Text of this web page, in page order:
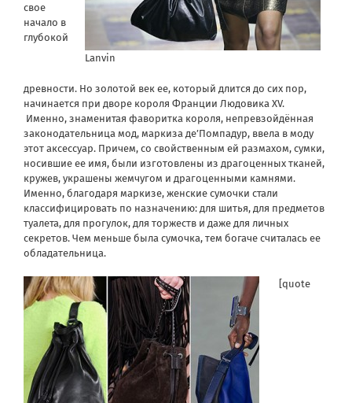
Lanvin
свое
начало в
глубокой
древности. Но золотой век ее, который длится до сих пор,
начинается при дворе короля Франции Людовика XV.
Именно, знаменитая фаворитка короля, непревзойдённая
законодательница мод, маркиза де’Помпадур, ввела в моду
этот аксессуар. Причем, со свойственным ей размахом, сумки,
носившие ее имя, были изготовлены из драгоценных тканей,
кружев, украшены жемчугом и драгоценными камнями.
Именно, благодаря маркизе, женские сумочки стали
классифицировать по назначению: для шитья, для предметов
туалета, для прогулок, для торжеств и даже для личных
секретов. Чем меньше была сумочка, тем богаче считалась ее
обладательница.
[quote